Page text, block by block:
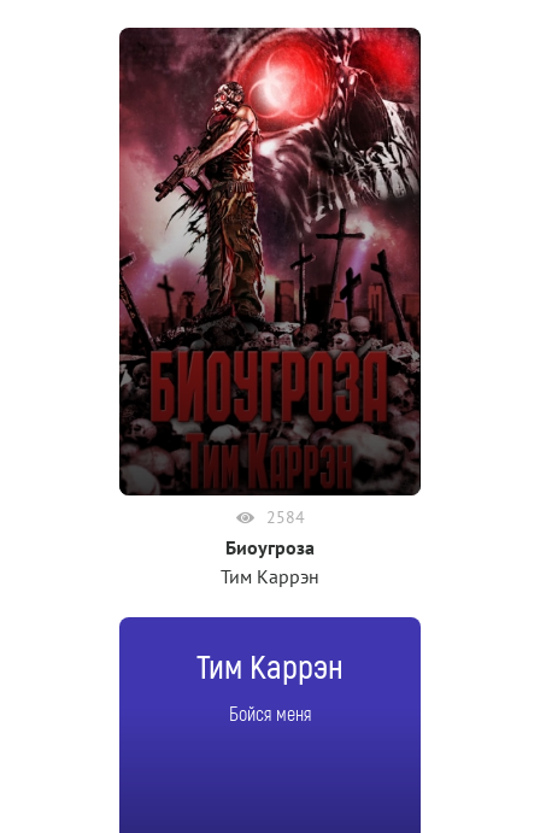
2584
Биоугроза
Тим Каррэн
Тим Каррэн
Бойся меня